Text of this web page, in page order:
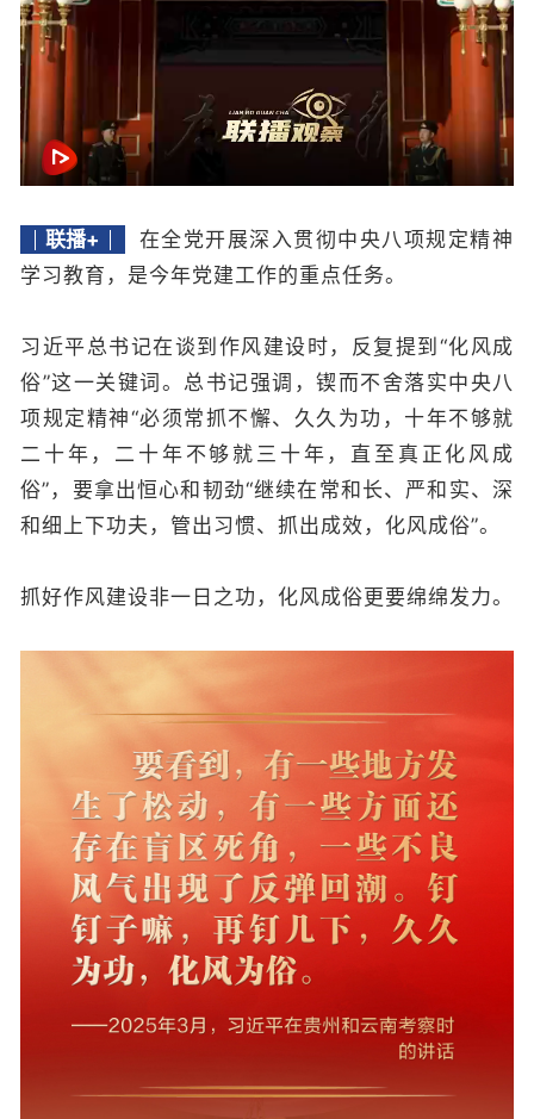
联播+
在全党开展深入贯彻中央八项规定精神
学习教育，是今年党建工作的重点任务。
习近平总书记在谈到作风建设时，反复提到“化风成
俗”这一关键词。总书记强调，锲而不舍落实中央八
项规定精神“必须常抓不懈、久久为功，十年不够就
二十年，二十年不够就三十年，直至真正化风成
俗”，要拿出恒心和韧劲“继续在常和长、严和实、深
和细上下功夫，管出习惯、抓出成效，化风成俗”。
抓好作风建设非一日之功，化风成俗更要绵绵发力。